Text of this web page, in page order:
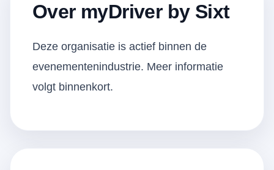
Over myDriver by Sixt
Deze organisatie is actief binnen de
evenementenindustrie. Meer informatie
volgt binnenkort.